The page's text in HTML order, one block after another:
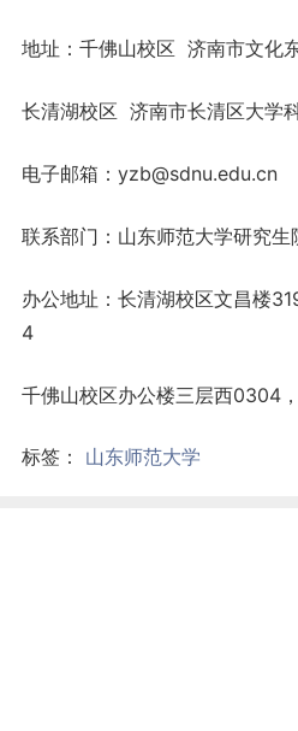
地址：千佛山校区 济南市文化
长清湖校区 济南市长清区大学
电子邮箱：yzb@sdnu.edu.cn
联系部门：山东师范大学研究生
办公地址：长清湖校区文昌楼
4
千佛山校区办公楼三层西0304
标签： 山东师范大学